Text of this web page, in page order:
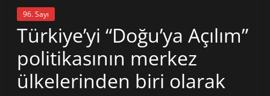
96. Sayı
Türkiye’yi “Doğu’ya Açılım”
politikasının merkez
ülkelerinden biri olarak